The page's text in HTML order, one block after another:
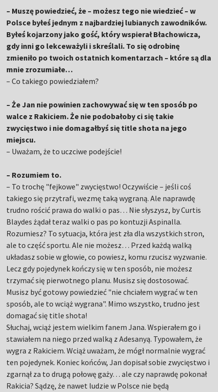
– Muszę powiedzieć, że – możesz tego nie wiedzieć – w
Polsce byłeś jednym z najbardziej lubianych zawodników.
Byłeś kojarzony jako gość, który wspierał Błachowicza,
gdy inni go lekceważyli i skreślali. To się odrobinę
zmieniło po twoich ostatnich komentarzach – które są dla
mnie zrozumiałe…
– Co takiego powiedziałem?
– Że Jan nie powinien zachowywać się w ten sposób po
walce z Rakiciem. Że nie podobałoby ci się takie
zwycięstwo i nie domagałbyś się title shota na jego
miejscu.
– Uważam, że to uczciwe podejście!
– Rozumiem to.
– To trochę "fejkowe" zwycięstwo! Oczywiście – jeśli coś
takiego się przytrafi, wezmę taką wygraną. Ale naprawdę
trudno rościć prawa do walki o pas… Nie słyszysz, by Curtis
Blaydes żądał teraz walki o pas po kontuzji Aspinalla.
Rozumiesz? To sytuacja, która jest zła dla wszystkich stron,
ale to część sportu. Ale nie możesz… Przed każdą walką
układasz sobie w głowie, co powiesz, komu rzucisz wyzwanie.
Lecz gdy pojedynek kończy się w ten sposób, nie możesz
trzymać się pierwotnego planu. Musisz się dostosować.
Musisz być gotowy powiedzieć "nie chciałem wygrać w ten
sposób, ale to wciąż wygrana". Mimo wszystko, trudno jest
domagać się title shota!
Słuchaj, wciąż jestem wielkim fanem Jana. Wspierałem go i
stawiałem na niego przed walką z Adesanyą. Typowałem, że
wygra z Rakiciem. Wciąż uważam, że mógł normalnie wygrać
ten pojedynek. Koniec końców, Jan dopisał sobie zwycięstwo i
zgarnął za to drugą połowę gaży… ale czy naprawdę pokonał
Rakicia? Sądzę, że nawet ludzie w Polsce nie będą